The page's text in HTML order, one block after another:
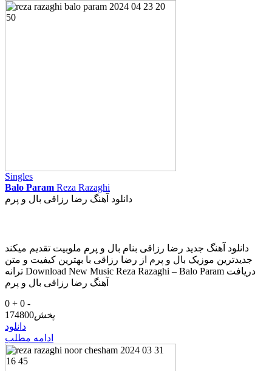
Singles
Balo Param Reza Razaghi
دانلود آهنگ رضا رزاقی بال و پرم
دانلود آهنگ جدید رضا رزاقی بنام بال و پرم ملوبیت تقدیم میکند
جدیدترین موزیک بال و پرم از رضا رزاقی با بهترین کیفیت و متن
ترانه Download New Music Reza Razaghi – Balo Param دریافت
آهنگ رضا رزاقی بال و پرم
0 + 0 -
پخش174800
دانلود
ادامه مطلب